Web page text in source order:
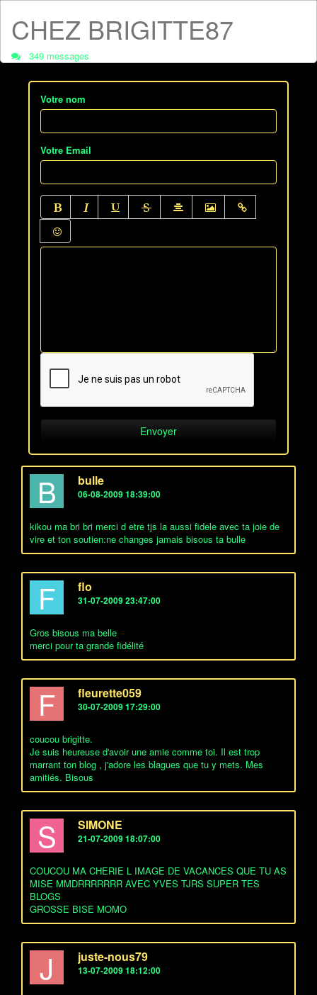
CHEZ BRIGITTE87
349 messages
Votre nom
Votre Email
B bulle
06-08-2009 18:39:00
kikou ma bri bri merci d etre tjs la aussi fidele avec ta joie de
vire et ton soutien:ne changes jamais bisous ta bulle
F flo
31-07-2009 23:47:00
Gros bisous ma belle
merci pour ta grande fidélité
F fleurette059
30-07-2009 17:29:00
coucou brigitte.
Je suis heureuse d'avoir une amie comme toi. Il est trop
marrant ton blog , j'adore les blagues que tu y mets. Mes
amitiés. Bisous
S SIMONE
21-07-2009 18:07:00
COUCOU MA CHERIE L IMAGE DE VACANCES QUE TU AS
MISE MMDRRRRRRR AVEC YVES TJRS SUPER TES
BLOGS
GROSSE BISE MOMO
J juste-nous79
13-07-2009 18:12:00